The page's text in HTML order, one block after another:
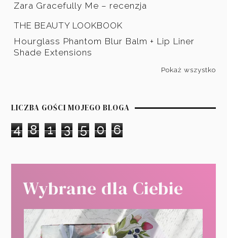
Zara Gracefully Me – recenzja
THE BEAUTY LOOKBOOK
Hourglass Phantom Blur Balm + Lip Liner
Shade Extensions
Pokaż wszystko
LICZBA GOŚCI MOJEGO BLOGA
4 8 1 3 5 0 6
Wybrane dla Ciebie